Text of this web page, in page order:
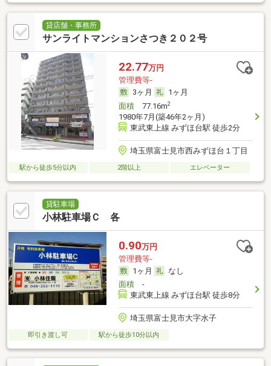
貸店舗・事務所
サンライトマンションさつき２０２号
22.77万円
管理費等-
3ヶ月
1ヶ月
面積77.16m2
1980年7月(築46年2ヶ月)
東武東上線 みずほ台駅 徒歩2分
埼玉県富士見市西みずほ台１丁目
駅から徒歩5分以内 2階以上 エレベーター
貸駐車場
小林駐車場Ｃ 各
0.90万円
管理費等-
1ヶ月
なし
面積-
東武東上線 みずほ台駅 徒歩8分
埼玉県富士見市大字水子
即引き渡し可 駅から徒歩10分以内